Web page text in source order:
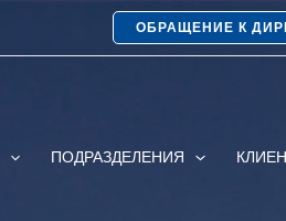
ОБРАЩЕНИЕ К
ПОДРАЗДЕЛЕНИЯ